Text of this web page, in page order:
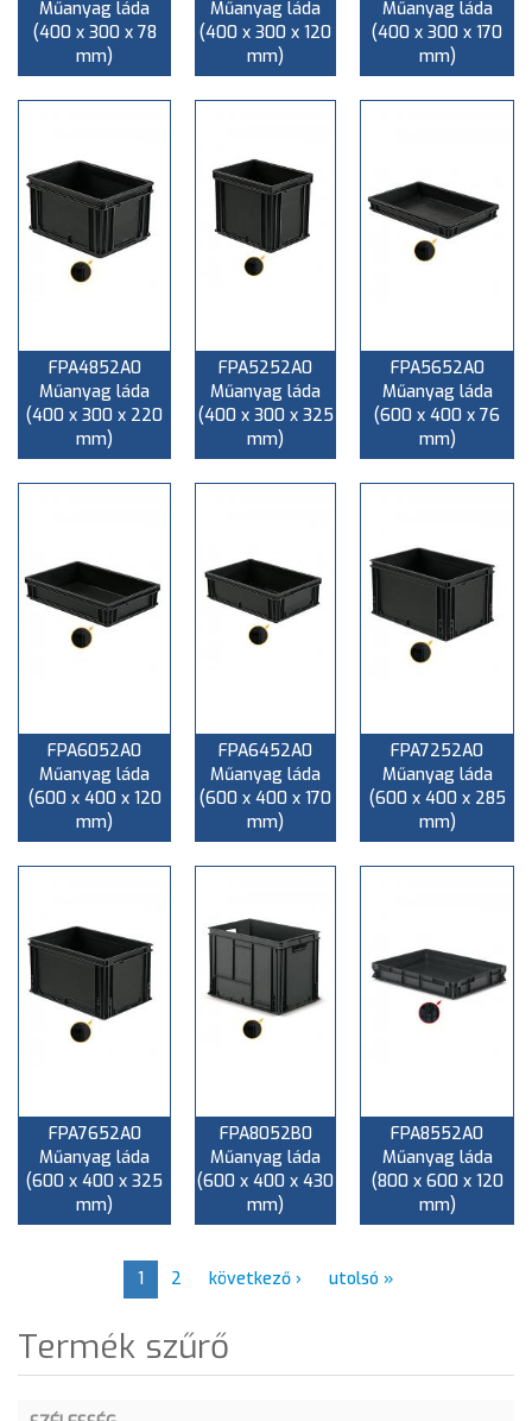
Műanyag láda
(400 x 300 x 78
mm)
Műanyag láda
(400 x 300 x 120
mm)
Műanyag láda
(400 x 300 x 170
mm)
FPA4852A0
Műanyag láda
(400 x 300 x 220
mm)
FPA5252A0
Műanyag láda
(400 x 300 x 325
mm)
FPA5652A0
Műanyag láda
(600 x 400 x 76
mm)
FPA6052A0
Műanyag láda
(600 x 400 x 120
mm)
FPA6452A0
Műanyag láda
(600 x 400 x 170
mm)
FPA7252A0
Műanyag láda
(600 x 400 x 285
mm)
FPA7652A0
Műanyag láda
(600 x 400 x 325
mm)
FPA8052B0
Műanyag láda
(600 x 400 x 430
mm)
FPA8552A0
Műanyag láda
(800 x 600 x 120
mm)
1 2 következő › utolsó »
Termék szűrő